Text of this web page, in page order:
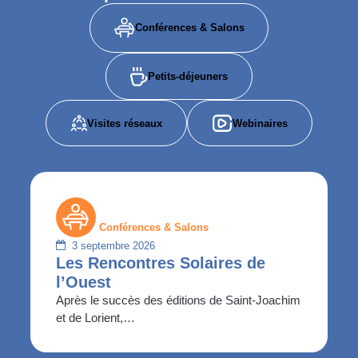
Conférences & Salons
Petits-déjeuners
Visites réseaux Webinaires
Conférences & Salons
3 septembre 2026
Les Rencontres Solaires de
l’Ouest
Après le succès des éditions de Saint-Joachim
et de Lorient,…